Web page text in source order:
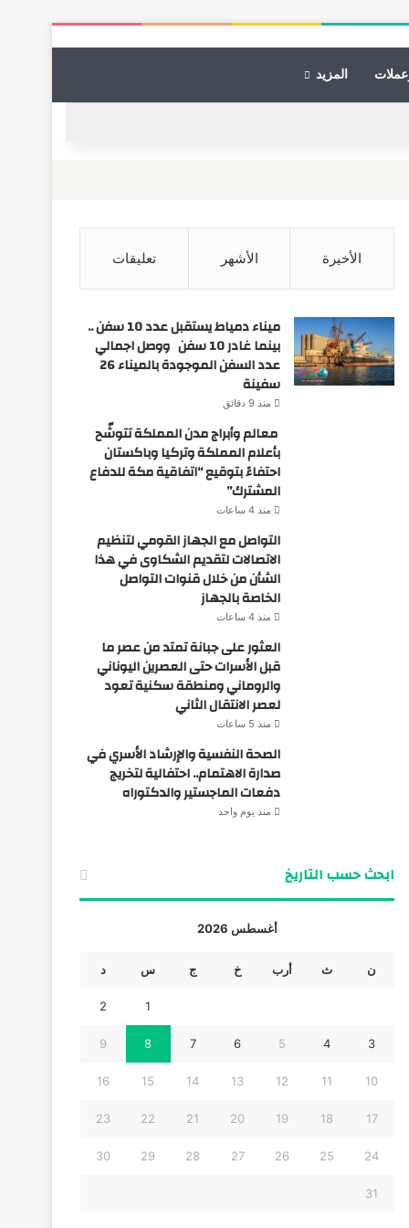
المزيد
الأخيرة الأشهر تعليقات
ميناء دمياط يستقبل عدد 10 سفن ..
بينما غادر 10 سفن ووصل اجمالي
عدد السفن الموجودة بالميناء 26
سفينة
منذ 9 دقائق
معالم وأبراج مدن المملكة تتوشّح
بأعلام المملكة وتركيا وباكستان
احتفاءً بتوقيع “اتفاقية مكة للدفاع
المشترك”
منذ 4 ساعات
التواصل مع الجهاز القومي لتنظيم
الاتصالات لتقديم الشكاوى في هذا
الشأن من خلال قنوات التواصل
الخاصة بالجهاز
منذ 4 ساعات
العثور على جبانة تمتد من عصر ما
قبل الأسرات حتى العصرين اليوناني
والروماني ومنطقة سكنية تعود
لعصر الانتقال الثاني
منذ 5 ساعات
الصحة النفسية والإرشاد الأسري في
صدارة الاهتمام.. احتفالية لتخريج
دفعات الماجستير والدكتوراه
منذ يوم واحد
ابحث حسب التاريخ
أغسطس 2026
ن ث أرب خ ج س د
1
2
3
4
5
6
7
8
9
10
11
12
13
14
15
16
17
18
19
20
21
22
23
24
25
26
27
28
29
30
31